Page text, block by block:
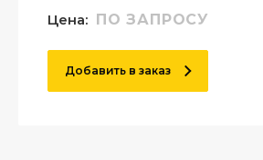
Цена: ПО ЗАПРОСУ
Добавить в заказ